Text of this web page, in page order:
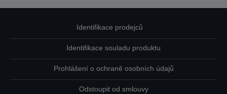
Identifikace prodejců
Identifikace souladu produktu
Prohlášení o ochraně osobních údajů
Odstoupit od smlouvy